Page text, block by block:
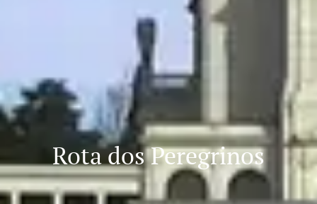
Rota dos Peregrinos